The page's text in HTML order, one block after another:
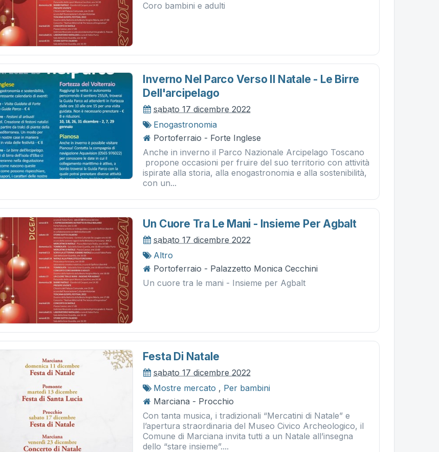
Coro bambini e adulti
Inverno Nel Parco Verso Il Natale - Le Birre
Dell'arcipelago
sabato 17 dicembre 2022
Enogastronomia
Portoferraio - Forte Inglese
Anche in inverno il Parco Nazionale Arcipelago Toscano
propone occasioni per fruire del suo territorio con attività
ispirate alla storia, alla enogastronomia e alla sostenibilità,
con un...
Un Cuore Tra Le Mani - Insieme Per Agbalt
sabato 17 dicembre 2022
Altro
Portoferraio - Palazzetto Monica Cecchini
Un cuore tra le mani - Insieme per Agbalt
Festa Di Natale
sabato 17 dicembre 2022
Mostre mercato , Per bambini
Marciana - Procchio
Con tanta musica, i tradizionali “Mercatini di Natale” e
l’apertura straordinaria del Museo Civico Archeologico, il
Comune di Marciana invita tutti a un Natale all’insegna
dello “stare insieme”....